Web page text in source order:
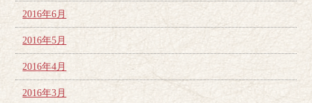
2016年6月
2016年5月
2016年4月
2016年3月